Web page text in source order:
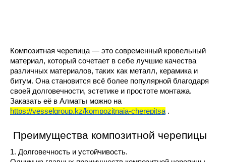
Композитная черепица — это современный кровельный
материал, который сочетает в себе лучшие качества
различных материалов, таких как металл, керамика и
битум. Она становится всё более популярной благодаря
своей долговечности, эстетике и простоте монтажа.
https://vesselgroup.kz/kompozitnaia-cherepitsa .
Преимущества композитной черепицы
1. Долговечность и устойчивость.